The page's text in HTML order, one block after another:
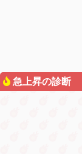
急上昇の診断